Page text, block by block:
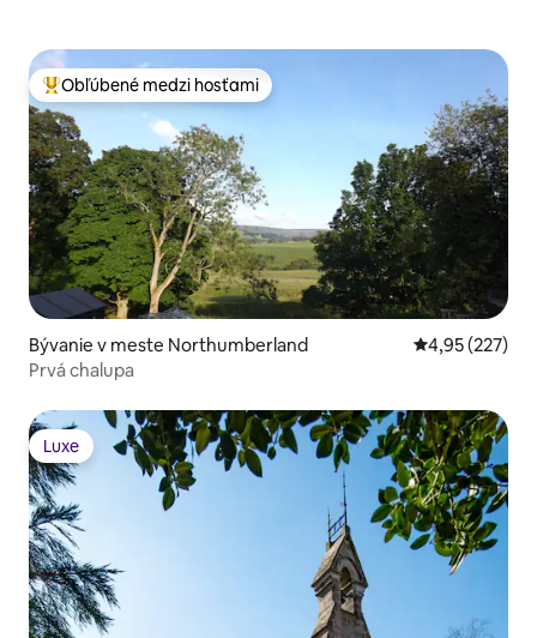
Najobľúbenejšie medzi hosťami
Obľúbené medzi hosťami
Bývanie v meste Northumberland Priemerné
4,95 (227)
Prvá chalupa
Luxe
Luxe